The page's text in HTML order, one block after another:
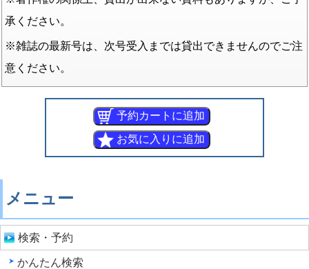
承ください。
※雑誌の最新号は、次号受入までは貸出できませんのでご注
意ください。
メニュー
検索・予約
かんたん検索